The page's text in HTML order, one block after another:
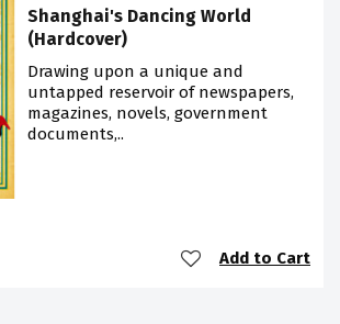
Shanghai's Dancing World
(Hardcover)
Drawing upon a unique and
untapped reservoir of newspapers,
magazines, novels, government
documents,..
Add to Cart